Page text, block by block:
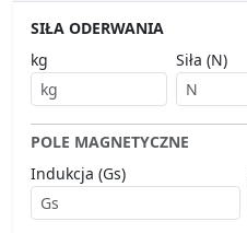
SIŁA ODERWANIA
kg
Siła (N)
POLE MAGNETYCZNE
Indukcja (Gs)